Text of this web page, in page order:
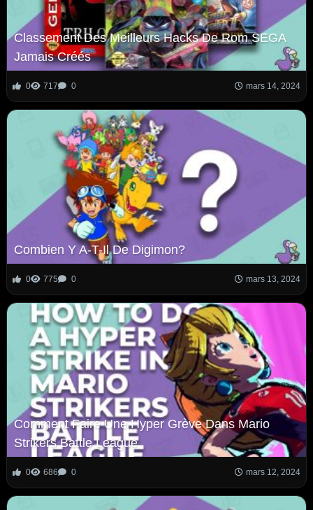
Classement Des Meilleurs Hacks De Rom SEGA
Jamais Créés
0 717 0 mars 14, 2024
Combien Y A-T-Il De Digimon?
0 775 0 mars 13, 2024
Comment Faire Une Hyper Grève Dans Mario
Strikers Battle League
0 686 0 mars 12, 2024